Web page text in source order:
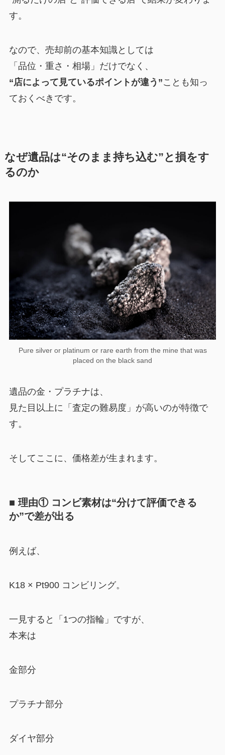
す。
なので、売却前の基本知識としては
「品位・重さ・相場」だけでなく、
“店によって見ているポイントが違う”ことも知っ
ておくべきです。
なぜ遺品は“そのまま持ち込む”と損をす
るのか
Pure silver or platinum or rare earth from the mine that was
placed on the black sand
遺品の金・プラチナは、
見た目以上に「査定の難易度」が高いのが特徴で
す。
そしてここに、価格差が生まれます。
■ 理由① コンビ素材は“分けて評価できる
か”で差が出る
例えば、
K18 × Pt900 コンビリング。
一見すると「1つの指輪」ですが、
本来は
金部分
プラチナ部分
ダイヤ部分